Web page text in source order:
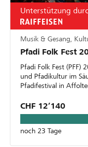
Unterstützung
Musik & Gesang,
Pfadi Folk Fest
Pfadi Folk Fest (PFF)
und Pfadikultur im
Pfadifestival in
CHF 12’140
noch 23 Tage